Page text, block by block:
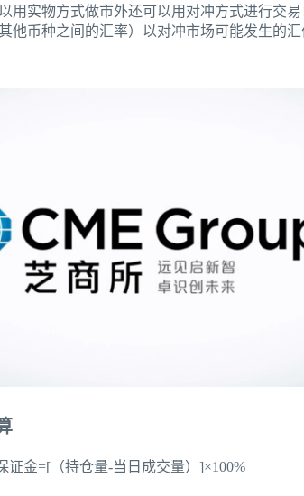
用实物方式做市外还可以用对冲方式进行交
他币种之间的汇率）以对冲市场可能发生的汇
证金=[（持仓量-当日成交量）]×100%